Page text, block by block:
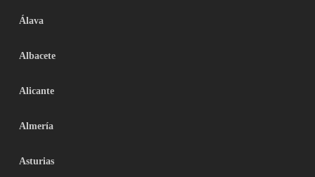
Álava
Albacete
Alicante
Almería
Asturias